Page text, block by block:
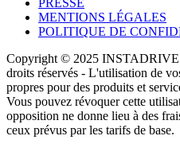
MENTIONS LÉGALES
POLITIQUE DE
Copyright © 2025 INSTADRIVE
droits réservés - L'utilisation de
propres pour des produits et
Vous pouvez révoquer cette
opposition ne donne lieu à des
ceux prévus par les tarifs de base.